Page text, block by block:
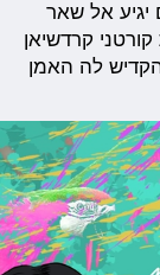
יגיע אל שאר
קרדשיאן
לה האמן